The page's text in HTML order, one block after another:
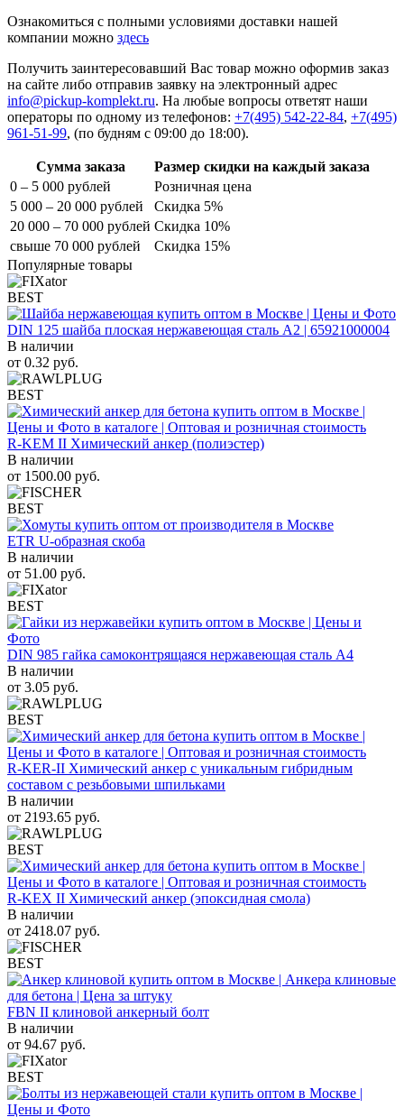
Ознакомиться с полными условиями доставки нашей
компании можно здесь
Получить заинтересовавший Вас товар можно оформив заказ
на сайте либо отправив заявку на электронный адрес
info@pickup-komplekt.ru. На любые вопросы ответят наши
операторы по одному из телефонов: +7(495) 542-22-84, +7(495)
961-51-99, (по будням с 09:00 до 18:00).
Сумма заказа
Размер скидки на каждый заказа
0 – 5 000 рублей
Розничная цена
5 000 – 20 000 рублей
Скидка 5%
20 000 – 70 000 рублей Скидка 10%
свыше 70 000 рублей
Скидка 15%
Популярные товары
BEST
DIN 125 шайба плоская нержавеющая сталь A2 | 65921000004
В наличии
от 0.32 руб.
BEST
R-KEM II Химический анкер (полиэстер)
В наличии
от 1500.00 руб.
BEST
ETR U-образная скоба
В наличии
от 51.00 руб.
BEST
DIN 985 гайка самоконтрящаяся нержавеющая сталь A4
В наличии
от 3.05 руб.
BEST
R-KER-II Химический анкер с уникальным гибридным
составом с резьбовыми шпильками
В наличии
от 2193.65 руб.
BEST
R-KEX II Химический анкер (эпоксидная смола)
В наличии
от 2418.07 руб.
BEST
FBN II клиновой анкерный болт
В наличии
от 94.67 руб.
BEST